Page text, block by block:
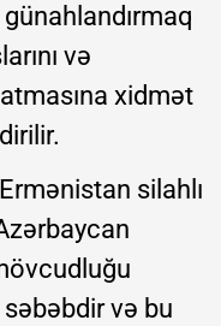
və
xidmət
silahlı
və bu